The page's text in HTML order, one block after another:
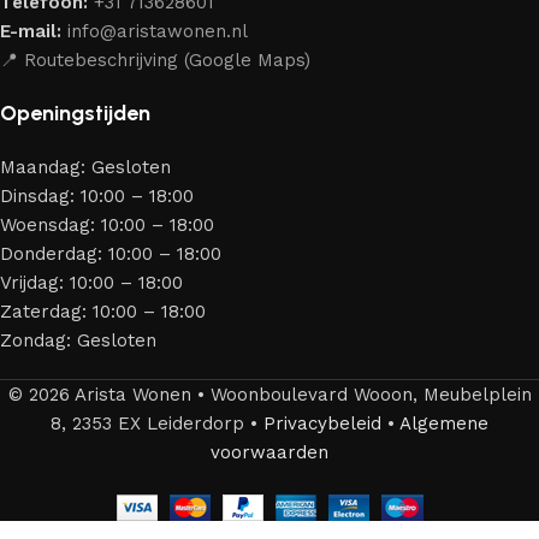
jarenlang kunt genieten van jouw interieur.
E-mail: info@aristawonen.nl
📍 Routebeschrijving (Google Maps)
Openingstijden
Maandag: Gesloten
Dinsdag: 10:00 – 18:00
Woensdag: 10:00 – 18:00
Donderdag: 10:00 – 18:00
Vrijdag: 10:00 – 18:00
Zaterdag: 10:00 – 18:00
Zondag: Gesloten
© 2026 Arista Wonen • Woonboulevard Wooon, Meubelplein
8, 2353 EX Leiderdorp • Privacybeleid • Algemene
voorwaarden